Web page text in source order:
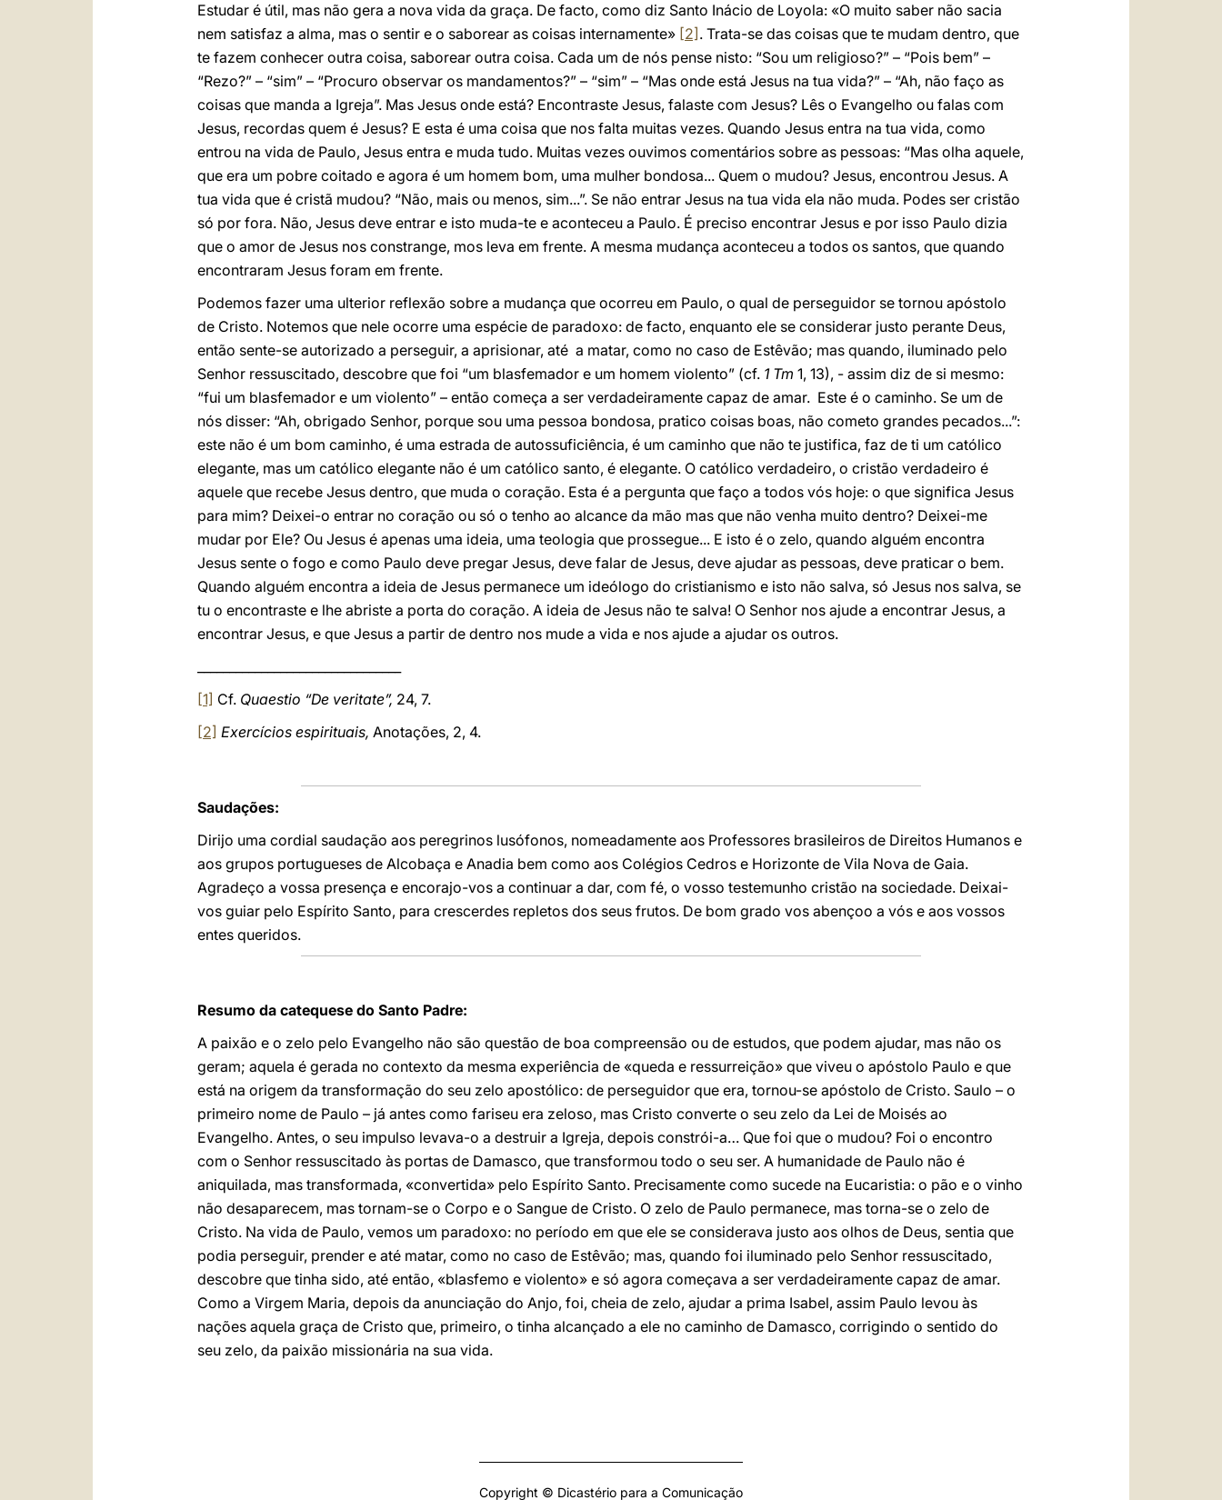
Estudar é útil, mas não gera a nova vida da graça. De facto, como diz Santo Inácio de Loyola: «O muito saber não sacia
nem satisfaz a alma, mas o sentir e o saborear as coisas internamente» [2] . Trata-se das coisas que te mudam dentro, que
te fazem conhecer outra coisa, saborear outra coisa. Cada um de nós pense nisto: “Sou um religioso?” – “Pois bem” –
“Rezo?” – “sim” – “Procuro observar os mandamentos?” – “sim” – “Mas onde está Jesus na tua vida?” – “Ah, não faço as
coisas que manda a Igreja”. Mas Jesus onde está? Encontraste Jesus, falaste com Jesus? Lês o Evangelho ou falas com
Jesus, recordas quem é Jesus? E esta é uma coisa que nos falta muitas vezes. Quando Jesus entra na tua vida, como
entrou na vida de Paulo, Jesus entra e muda tudo. Muitas vezes ouvimos comentários sobre as pessoas: “Mas olha aquele,
que era um pobre coitado e agora é um homem bom, uma mulher bondosa... Quem o mudou? Jesus, encontrou Jesus. A
tua vida que é cristã mudou? “Não, mais ou menos, sim...”. Se não entrar Jesus na tua vida ela não muda. Podes ser cristão
só por fora. Não, Jesus deve entrar e isto muda-te e aconteceu a Paulo. É preciso encontrar Jesus e por isso Paulo dizia
que o amor de Jesus nos constrange, mos leva em frente. A mesma mudança aconteceu a todos os santos, que quando
encontraram Jesus foram em frente.
Podemos fazer uma ulterior reflexão sobre a mudança que ocorreu em Paulo, o qual de perseguidor se tornou apóstolo
de Cristo. Notemos que nele ocorre uma espécie de paradoxo: de facto, enquanto ele se considerar justo perante Deus,
então sente-se autorizado a perseguir, a aprisionar, até a matar, como no caso de Estêvão; mas quando, iluminado pelo
Senhor ressuscitado, descobre que foi “um blasfemador e um homem violento” (cf. 1 Tm 1, 13), - assim diz de si mesmo:
“fui um blasfemador e um violento” – então começa a ser verdadeiramente capaz de amar. Este é o caminho. Se um de
nós disser: “Ah, obrigado Senhor, porque sou uma pessoa bondosa, pratico coisas boas, não cometo grandes pecados...”:
este não é um bom caminho, é uma estrada de autossuficiência, é um caminho que não te justifica, faz de ti um católico
elegante, mas um católico elegante não é um católico santo, é elegante. O católico verdadeiro, o cristão verdadeiro é
aquele que recebe Jesus dentro, que muda o coração. Esta é a pergunta que faço a todos vós hoje: o que significa Jesus
para mim? Deixei-o entrar no coração ou só o tenho ao alcance da mão mas que não venha muito dentro? Deixei-me
mudar por Ele? Ou Jesus é apenas uma ideia, uma teologia que prossegue... E isto é o zelo, quando alguém encontra
Jesus sente o fogo e como Paulo deve pregar Jesus, deve falar de Jesus, deve ajudar as pessoas, deve praticar o bem.
Quando alguém encontra a ideia de Jesus permanece um ideólogo do cristianismo e isto não salva, só Jesus nos salva, se
tu o encontraste e lhe abriste a porta do coração. A ideia de Jesus não te salva! O Senhor nos ajude a encontrar Jesus, a
encontrar Jesus, e que Jesus a partir de dentro nos mude a vida e nos ajude a ajudar os outros.
[1] Cf. Quaestio “De veritate”, 24, 7.
[2] Exercícios espirituais, Anotações, 2, 4.
Saudações:
Dirijo uma cordial saudação aos peregrinos lusófonos, nomeadamente aos Professores brasileiros de Direitos Humanos e
aos grupos portugueses de Alcobaça e Anadia bem como aos Colégios Cedros e Horizonte de Vila Nova de Gaia.
Agradeço a vossa presença e encorajo-vos a continuar a dar, com fé, o vosso testemunho cristão na sociedade. Deixai-
vos guiar pelo Espírito Santo, para crescerdes repletos dos seus frutos. De bom grado vos abençoo a vós e aos vossos
entes queridos.
Resumo da catequese do Santo Padre:
A paixão e o zelo pelo Evangelho não são questão de boa compreensão ou de estudos, que podem ajudar, mas não os
geram; aquela é gerada no contexto da mesma experiência de «queda e ressurreição» que viveu o apóstolo Paulo e que
está na origem da transformação do seu zelo apostólico: de perseguidor que era, tornou-se apóstolo de Cristo. Saulo – o
primeiro nome de Paulo – já antes como fariseu era zeloso, mas Cristo converte o seu zelo da Lei de Moisés ao
Evangelho. Antes, o seu impulso levava-o a destruir a Igreja, depois constrói-a… Que foi que o mudou? Foi o encontro
com o Senhor ressuscitado às portas de Damasco, que transformou todo o seu ser. A humanidade de Paulo não é
aniquilada, mas transformada, «convertida» pelo Espírito Santo. Precisamente como sucede na Eucaristia: o pão e o vinho
não desaparecem, mas tornam-se o Corpo e o Sangue de Cristo. O zelo de Paulo permanece, mas torna-se o zelo de
Cristo. Na vida de Paulo, vemos um paradoxo: no período em que ele se considerava justo aos olhos de Deus, sentia que
podia perseguir, prender e até matar, como no caso de Estêvão; mas, quando foi iluminado pelo Senhor ressuscitado,
descobre que tinha sido, até então, «blasfemo e violento» e só agora começava a ser verdadeiramente capaz de amar.
Como a Virgem Maria, depois da anunciação do Anjo, foi, cheia de zelo, ajudar a prima Isabel, assim Paulo levou às
nações aquela graça de Cristo que, primeiro, o tinha alcançado a ele no caminho de Damasco, corrigindo o sentido do
seu zelo, da paixão missionária na sua vida.
Copyright © Dicastério para a Comunicação